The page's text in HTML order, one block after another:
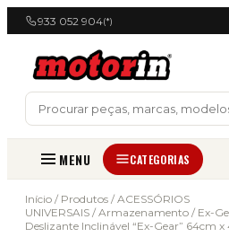
933 052 904(*)
MENU CATEGORIAS
Início / Produtos / ACESSÓRIOS
UNIVERSAIS / Armazenamento / Ex-
Deslizante Inclinável “Ex-Gear” 64cm